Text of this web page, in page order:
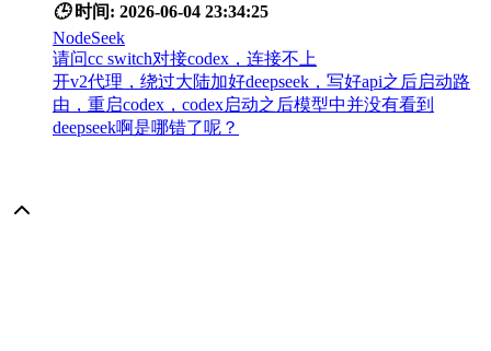
🕒 时间: 2026-06-04 23:34:25
NodeSeek
请问cc switch对接codex，连接不上
开v2代理，绕过大陆加好deepseek，写好api之后启动路
由，重启codex，codex启动之后模型中并没有看到
deepseek啊是哪错了呢？